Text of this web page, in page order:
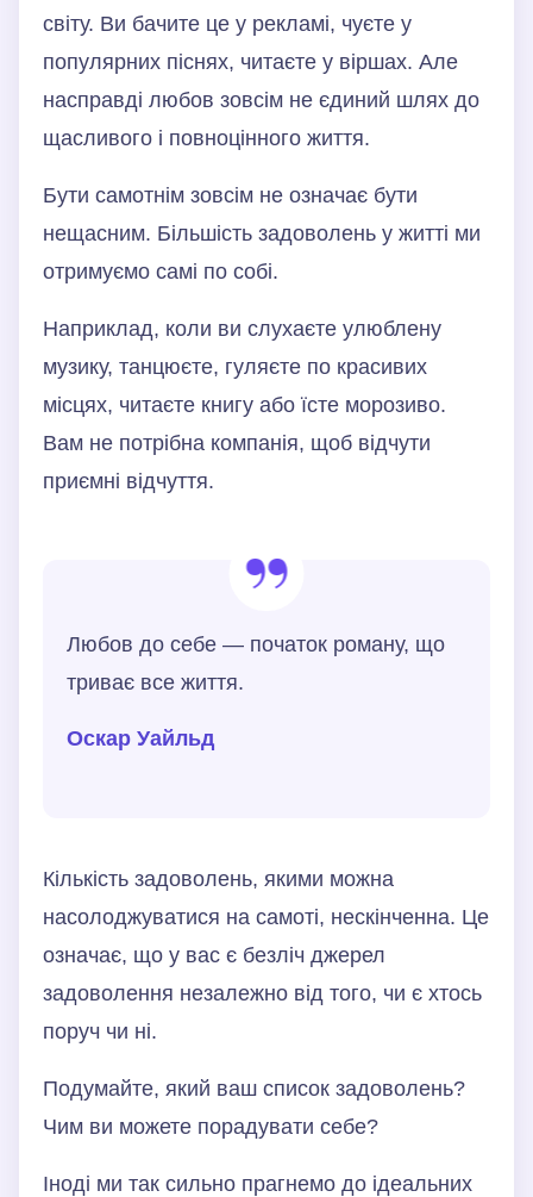
світу. Ви бачите це у рекламі, чуєте у
популярних піснях, читаєте у віршах. Але
насправді любов зовсім не єдиний шлях до
щасливого і повноцінного життя.
Бути самотнім зовсім не означає бути
нещасним. Більшість задоволень у житті ми
отримуємо самі по собі.
Наприклад, коли ви слухаєте улюблену
музику, танцюєте, гуляєте по красивих
місцях, читаєте книгу або їсте морозиво.
Вам не потрібна компанія, щоб відчути
приємні відчуття.
Любов до себе — початок роману, що
триває все життя.
Оскар Уайльд
Кількість задоволень, якими можна
насолоджуватися на самоті, нескінченна. Це
означає, що у вас є безліч джерел
задоволення незалежно від того, чи є хтось
поруч чи ні.
Подумайте, який ваш список задоволень?
Чим ви можете порадувати себе?
Іноді ми так сильно прагнемо до ідеальних